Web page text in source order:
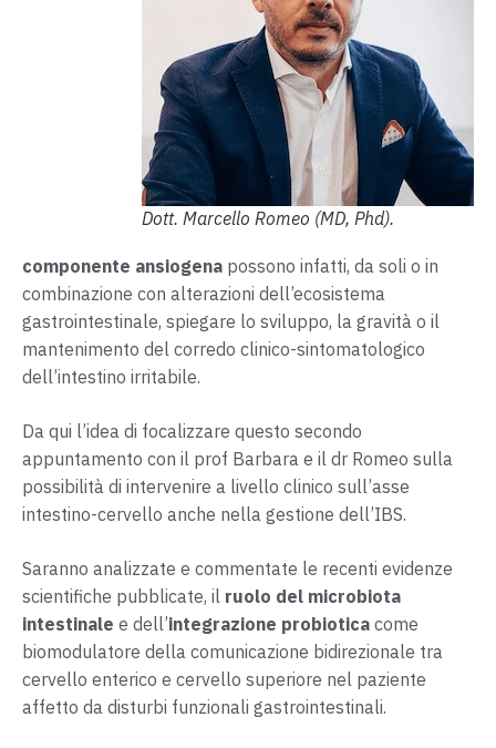
Dott. Marcello Romeo (MD, Phd).
componente ansiogena possono infatti, da soli o in
combinazione con alterazioni dell’ecosistema
gastrointestinale, spiegare lo sviluppo, la gravità o il
mantenimento del corredo clinico-sintomatologico
dell’intestino irritabile.
Da qui l’idea di focalizzare questo secondo
appuntamento con il prof Barbara e il dr Romeo sulla
possibilità di intervenire a livello clinico sull’asse
intestino-cervello anche nella gestione dell’IBS.
Saranno analizzate e commentate le recenti evidenze
scientifiche pubblicate, il ruolo del microbiota
intestinale e dell’integrazione probiotica come
biomodulatore della comunicazione bidirezionale tra
cervello enterico e cervello superiore nel paziente
affetto da disturbi funzionali gastrointestinali.